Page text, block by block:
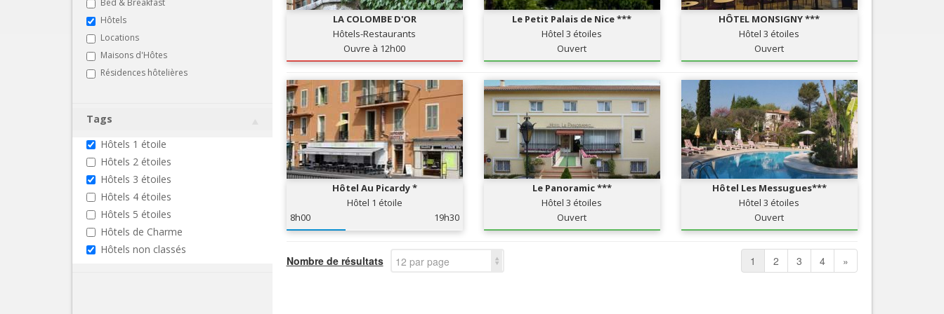
Hôtels
Locations
Maisons d'Hôtes
Résidences hôtelières
Tags
Hôtels 1 étoile
Hôtels 2 étoiles
Hôtels 3 étoiles
Hôtels 4 étoiles
Hôtels 5 étoiles
Hôtels de Charme
Hôtels non classés
LA COLOMBE D'OR
Hôtels-Restaurants
Ouvre à 12h00
Le Petit Palais de Nice ***
Hôtel 3 étoiles
Ouvert
HÔTEL MONSIGNY ***
Hôtel 3 étoiles
Ouvert
Hôtel Au Picardy *
Hôtel 1 étoile
8h00
19h30
Le Panoramic ***
Hôtel 3 étoiles
Ouvert
Hôtel Les Messugues***
Hôtel 3 étoiles
Ouvert
Nombre de résultats 12 par page 1 2 3 4 »